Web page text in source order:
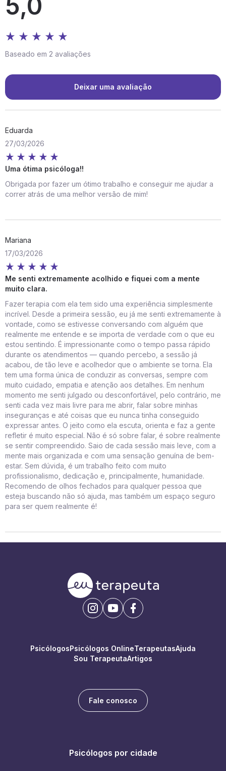
5,0
Baseado em 2 avaliações
Deixar uma avaliação
Eduarda
27/03/2026
Uma ótima psicóloga!!
Obrigada por fazer um ótimo trabalho e conseguir me ajudar a
correr atrás de uma melhor versão de mim!
Mariana
17/03/2026
Me senti extremamente acolhido e fiquei com a mente
muito clara.
Fazer terapia com ela tem sido uma experiência simplesmente
incrível. Desde a primeira sessão, eu já me senti extremamente à
vontade, como se estivesse conversando com alguém que
realmente me entende e se importa de verdade com o que eu
estou sentindo. É impressionante como o tempo passa rápido
durante os atendimentos — quando percebo, a sessão já
acabou, de tão leve e acolhedor que o ambiente se torna. Ela
tem uma forma única de conduzir as conversas, sempre com
muito cuidado, empatia e atenção aos detalhes. Em nenhum
momento me senti julgado ou desconfortável, pelo contrário, me
senti cada vez mais livre para me abrir, falar sobre minhas
inseguranças e até coisas que eu nunca tinha conseguido
expressar antes. O jeito como ela escuta, orienta e faz a gente
refletir é muito especial. Não é só sobre falar, é sobre realmente
se sentir compreendido. Saio de cada sessão mais leve, com a
mente mais organizada e com uma sensação genuína de bem-
estar. Sem dúvida, é um trabalho feito com muito
profissionalismo, dedicação e, principalmente, humanidade.
Recomendo de olhos fechados para qualquer pessoa que
esteja buscando não só ajuda, mas também um espaço seguro
para ser quem realmente é!
PsicólogosPsicólogos OnlineTerapeutasAjuda
Sou TerapeutaArtigos
Fale conosco
Psicólogos por cidade